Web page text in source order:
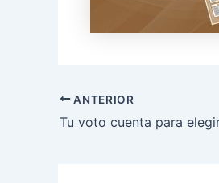
ANTERIOR